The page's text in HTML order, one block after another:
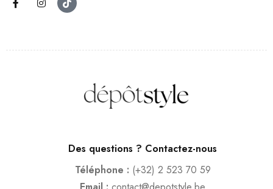
Des questions ? Contactez-nous
Téléphone : (+32) 2 523 70 59